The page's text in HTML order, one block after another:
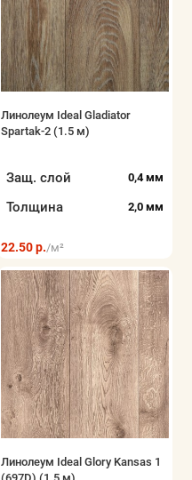
Линолеум Ideal Gladiator
Spartak-2 (1.5 м)
Защ. слой 0,4 мм
Толщина 2,0 мм
22.50 р./м²
Линолеум Ideal Glory Kansas 1